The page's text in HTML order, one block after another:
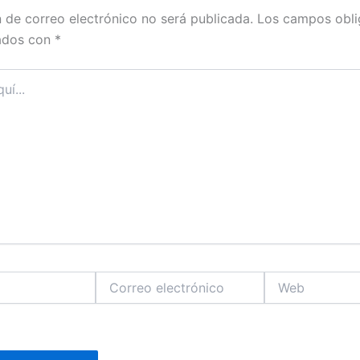
de correo electrónico no será publicada. Los campos
con *
electrónico